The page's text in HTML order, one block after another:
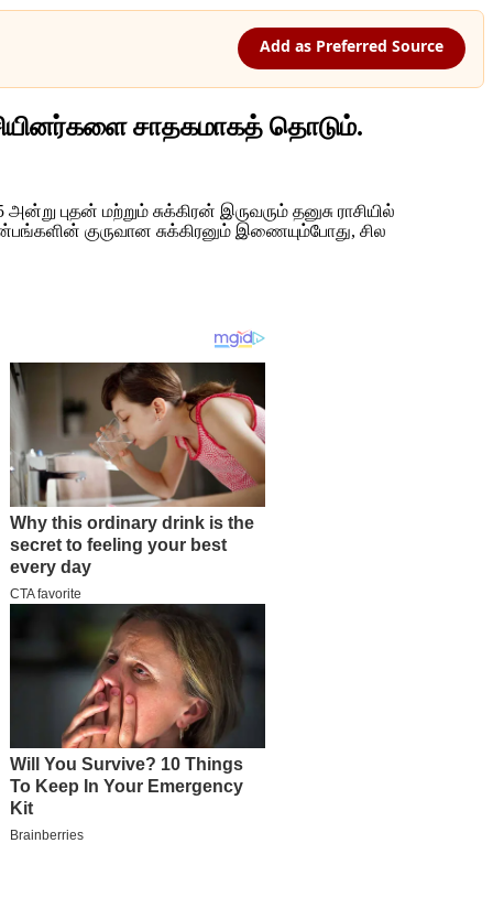
Add as Preferred Source
சாதகமாகத் தொடும்.
புதன் மற்றும் சுக்கிரன் இருவரும் தனுசு ராசியில்
குருவான சுக்கிரனும் இணையும்போது, சில